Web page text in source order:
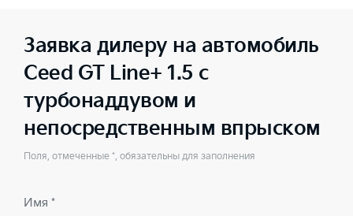
Заявка дилеру на автомобиль
Ceed GT Line+ 1.5 с
турбонаддувом и
непосредственным впрыском
Поля, отмеченные *, обязательны для заполнения
Имя *